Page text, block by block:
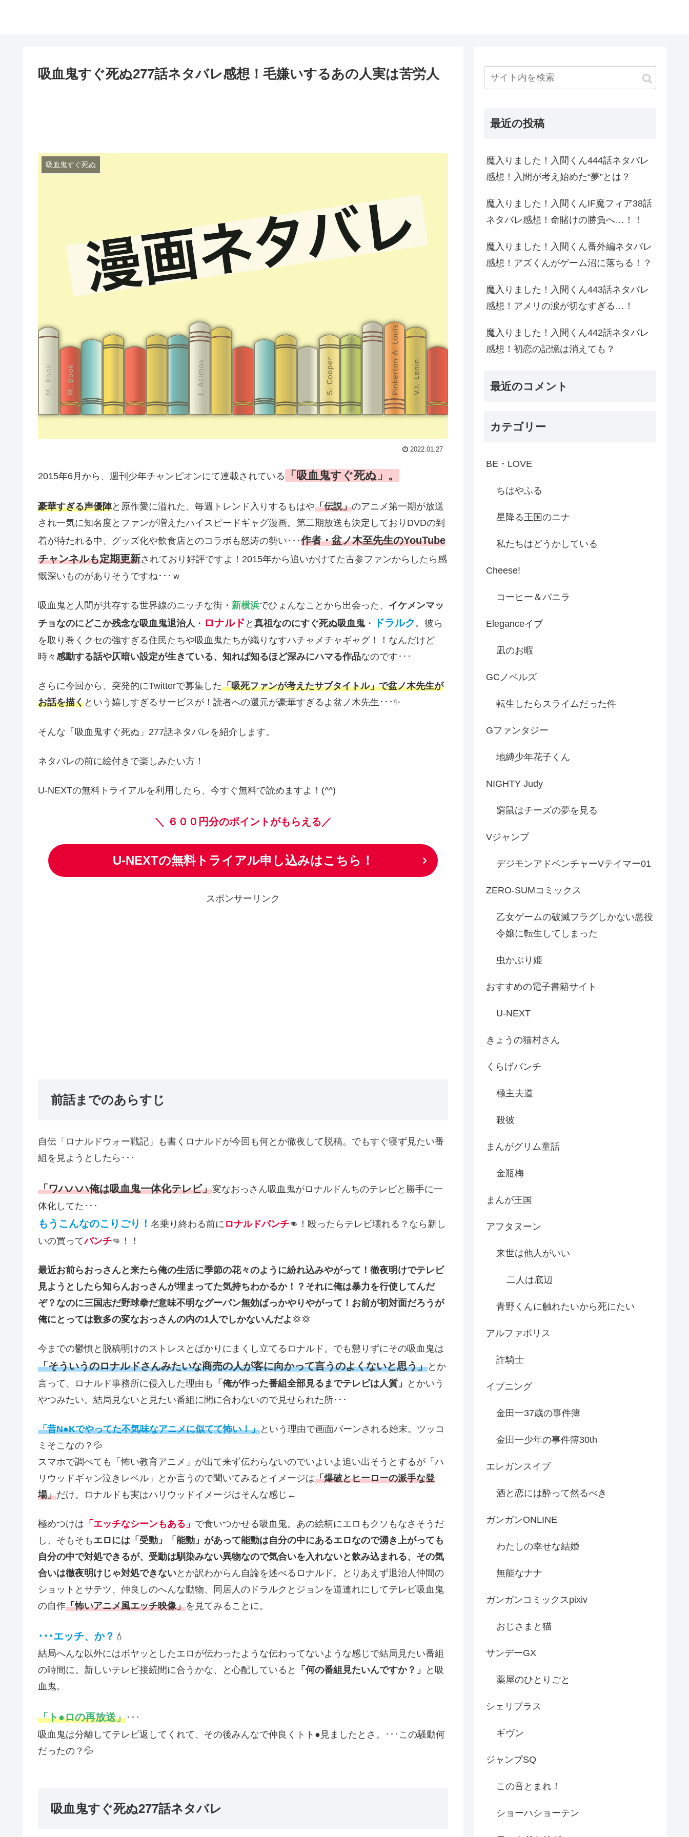
吸血鬼すぐ死ぬ277話ネタバレ感想！毛嫌いするあの人実は苦労人
吸血鬼すぐ死ぬ
2022.01.27
2015年6月から、週刊少年チャンピオンにて連載されている 「吸血鬼すぐ死ぬ」。
豪華すぎる声優陣と原作愛に溢れた、毎週トレンド入りするもはや「伝説」のアニメ第一期が放送
され一気に知名度とファンが増えたハイスピードギャグ漫画。第二期放送も決定しておりDVDの到
着が待たれる中、グッズ化や飲食店とのコラボも怒涛の勢い･･･作者・盆ノ木至先生のYouTube
チャンネルも定期更新されており好評ですよ！2015年から追いかけてた古参ファンからしたら感
慨深いものがありそうですね･･･ｗ
吸血鬼と人間が共存する世界線のニッチな街・ 新横浜でひょんなことから出会った、 イケメンマッ
チョなのにどこか残念な吸血鬼退治人 ・ ロナルド と 真祖なのにすぐ死ぬ吸血鬼・ ドラルク。彼ら
を取り巻くクセの強すぎる住民たちや吸血鬼たちが織りなすハチャメチャギャグ！！なんだけど
時々 感動する話や仄暗い設定が生きている、知れば知るほど深みにハマる作品なのです･･･
さらに今回から、突発的にTwitterで募集した「吸死ファンが考えたサブタイトル」で盆ノ木先生が
お話を描くという嬉しすぎるサービスが！読者への還元が豪華すぎるよ盆ノ木先生･･･✨
そんな「吸血鬼すぐ死ぬ」277話ネタバレを紹介します。
ネタバレの前に絵付きで楽しみたい方！
U-NEXTの無料トライアルを利用したら、今すぐ無料で読めますよ！(^^)
＼ ６００円分のポイントがもらえる／
U-NEXTの無料トライアル申し込みはこちら！
スポンサーリンク
前話までのあらすじ
自伝「ロナルドウォー戦記」も書くロナルドが今回も何とか徹夜して脱稿。でもすぐ寝ず見たい番
組を見ようとしたら･･･
「ワハハハ俺は吸血鬼一体化テレビ」変なおっさん吸血鬼がロナルドんちのテレビと勝手に一
体化してた･･･
もうこんなのこりごり！ 名乗り終わる前に ロナルドパンチ👊！殴ったらテレビ壊れる？なら新し
いの買ってパンチ👊！！
最近お前らおっさんと来たら俺の生活に季節の花々のように紛れ込みやがって！徹夜明けでテレビ
見ようとしたら知らんおっさんが埋まってた気持ちわかるか！？それに俺は暴力を行使してんだ
ぞ？なのに三国志だ野球拳だ意味不明なグーパン無効ばっかやりやがって！お前が初対面だろうが
俺にとっては数多の変なおっさんの内の1人でしかないんだよ 💢💢
今までの鬱憤と脱稿明けのストレスとばかりにまくし立てるロナルド。でも懲りずにその吸血鬼は
「そういうのロナルドさんみたいな商売の人が客に向かって言うのよくないと思う」とか
言って、ロナルド事務所に侵入した理由も
「俺が作った番組全部見るまでテレビは人質」
とかいう
やつみたい。結局見ないと見たい番組に間に合わないので見せられた所･･･
「昔N●Kでやってた不気味なアニメに似てて怖い！」という理由で画面バーンされる始末。ツッコ
ミそこなの？💦
スマホで調べても「怖い教育アニメ」が出て来ず伝わらないのでいよいよ追い出そうとするが「ハ
リウッドギャン泣きレベル」とか言うので聞いてみるとイメージは「爆破とヒーローの派手な登
場」だけ。ロナルドも実はハリウッドイメージはそんな感じ←
極めつけは 「エッチなシーンもある」 で食いつかせる吸血鬼。あの絵柄にエロもクソもなさそうだ
し、そもそも エロには「受動」「能動」があって能動は自分の中にあるエロなので湧き上がっても
自分の中で対処できるが、受動は馴染みない異物なので気合いを入れないと飲み込まれる、その気
合いは徹夜明けじゃ対処できないとか訳わからん自論を述べるロナルド。とりあえず退治人仲間の
ショットとサテツ、仲良しのへんな動物、同居人のドラルクとジョンを道連れにしてテレビ吸血鬼
の自作「怖いアニメ風エッチ映像」を見てみることに。
･･･エッチ、か？ 💧
結局へんな以外にはボヤッとしたエロが伝わったような伝わってないような感じで結局見たい番組
の時間に。新しいテレビ接続間に合うかな、と心配していると
「何の番組見たいんですか？」
と吸
血鬼。
「ト●ロの再放送」･･･
吸血鬼は分離してテレビ返してくれて、その後みんなで仲良くトト●見ましたとさ。･･･この騒動何
だったの？💦
吸血鬼すぐ死ぬ277話ネタバレ
最近の投稿
魔入りました！入間くん444話ネタバレ
感想！入間が考え始めた“夢”とは？
魔入りました！入間くんIF魔フィア38話
ネタバレ感想！命賭けの勝負へ…！！
魔入りました！入間くん番外編ネタバレ
感想！アズくんがゲーム沼に落ちる！？
魔入りました！入間くん443話ネタバレ
感想！アメリの涙が切なすぎる…！
魔入りました！入間くん442話ネタバレ
感想！初恋の記憶は消えても？
最近のコメント
カテゴリー
BE・LOVE
ちはやふる
星降る王国のニナ
私たちはどうかしている
Cheese!
コーヒー＆バニラ
Eleganceイブ
凪のお暇
GCノベルズ
転生したらスライムだった件
Gファンタジー
地縛少年花子くん
NIGHTY Judy
窮鼠はチーズの夢を見る
Vジャンプ
デジモンアドベンチャーVテイマー01
ZERO-SUMコミックス
乙女ゲームの破滅フラグしかない悪役
令嬢に転生してしまった
虫かぶり姫
おすすめの電子書籍サイト
U-NEXT
きょうの猫村さん
くらげバンチ
極主夫道
殺彼
まんがグリム童話
金瓶梅
まんが王国
アフタヌーン
来世は他人がいい
二人は底辺
青野くんに触れたいから死にたい
アルファポリス
詐騎士
イブニング
金田一37歳の事件簿
金田一少年の事件簿30th
エレガンスイブ
酒と恋には酔って然るべき
ガンガンONLINE
わたしの幸せな結婚
無能なナナ
ガンガンコミックスpixiv
おじさまと猫
サンデーGX
薬屋のひとりごと
シェリプラス
ギヴン
ジャンプSQ
この音とまれ！
ショーハショーテン